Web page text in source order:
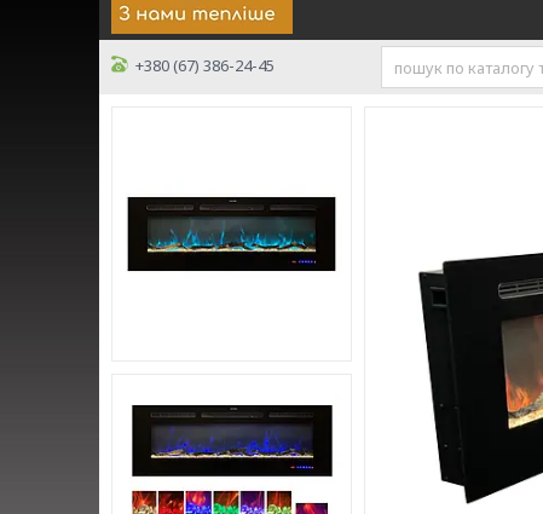
+380 (67) 386-24-45